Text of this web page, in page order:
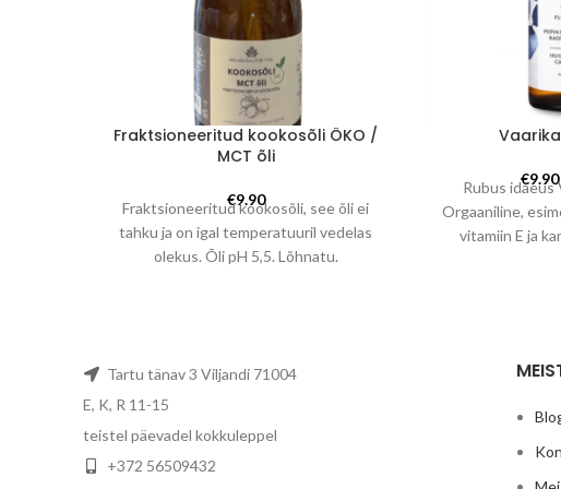
Fraktsioneeritud kookosõli ÖKO /
MCT õli
€9.90
Fraktsioneeritud kookosõli, see õli ei
tahku ja on igal temperatuuril vedelas
olekus. Õli pH 5,5. Lõhnatu.
eeterlike õlide baasõlina ( parim
€9.90
Rubus idaeus
Orgaaniline,
vitamiin E ja
Tartu tänav 3 Viljandi 71004
E, K, R 11-15
teistel päevadel kokkuleppel
+372 56509432